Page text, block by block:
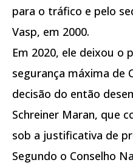
para o tráfico e pelo
Vasp, em 2000.
Em 2020, ele deixou o
segurança máxima de
decisão do então
Schreiner Maran, que
sob a justificativa de
Segundo o Conselho